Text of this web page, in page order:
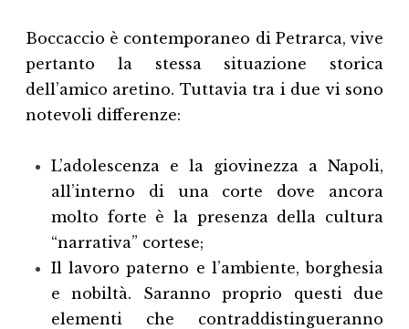
Boccaccio è contemporaneo di Petrarca, vive
pertanto la stessa situazione storica
dell’amico aretino. Tuttavia tra i due vi sono
notevoli differenze:
L’adolescenza e la giovinezza a Napoli,
all’interno di una corte dove ancora
molto forte è la presenza della cultura
“narrativa” cortese;
Il lavoro paterno e l’ambiente, borghesia
e nobiltà. Saranno proprio questi due
elementi che contraddistingueranno